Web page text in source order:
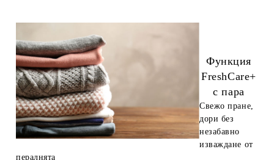
Функция
FreshCare+
с пара
Свежо пране,
дори без
незабавно
изваждане от
пералнята